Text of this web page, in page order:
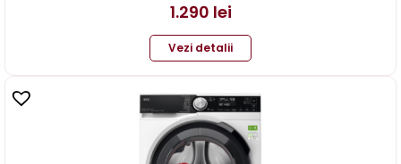
1.290 lei
Vezi detalii